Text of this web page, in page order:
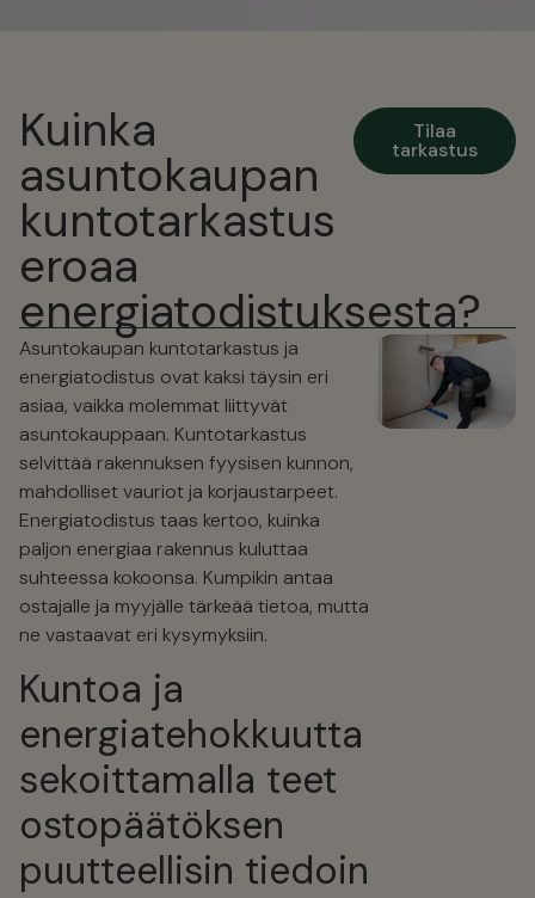
Kuinka
asuntokaupan
kuntotarkastus
eroaa
energiatodistuksesta?
Tilaa
tarkastus
Asuntokaupan kuntotarkastus ja
energiatodistus ovat kaksi täysin eri
asiaa, vaikka molemmat liittyvät
asuntokauppaan. Kuntotarkastus
selvittää rakennuksen fyysisen kunnon,
mahdolliset vauriot ja korjaustarpeet.
Energiatodistus taas kertoo, kuinka
paljon energiaa rakennus kuluttaa
suhteessa kokoonsa. Kumpikin antaa
ostajalle ja myyjälle tärkeää tietoa, mutta
ne vastaavat eri kysymyksiin.
Kuntoa ja
energiatehokkuutta
sekoittamalla teet
ostopäätöksen
puutteellisin tiedoin